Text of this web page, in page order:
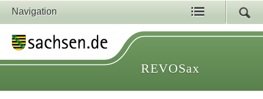
Navigation
REVOSax